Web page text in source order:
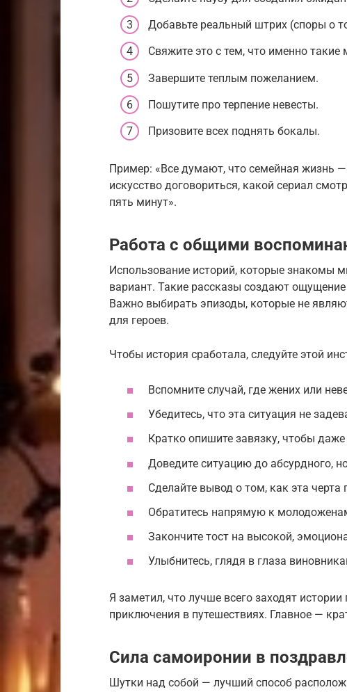
Добавьте реальный штрих (споры о
Свяжите это с тем, что именно
Завершите теплым пожеланием.
Пошутите про терпение невесты.
Призовите всех поднять бокалы.
Пример: «Все думают, что семейная жизнь
искусство договориться, какой сериал
пять минут».
Работа с общими
Использование историй, которые знакомы
вариант. Такие рассказы создают
Важно выбирать эпизоды, которые не
для героев.
Чтобы история сработала, следуйте этой
Вспомните случай, где жених или
Убедитесь, что эта ситуация не
Кратко опишите завязку, чтобы
Доведите ситуацию до абсурдного,
Сделайте вывод о том, как эта
Обратитесь напрямую к
Закончите тост на высокой,
Улыбнитесь, глядя в глаза
Я заметил, что лучше всего заходят
приключения в путешествиях. Главное —
Сила самоиронии в
Шутки над собой — лучший способ